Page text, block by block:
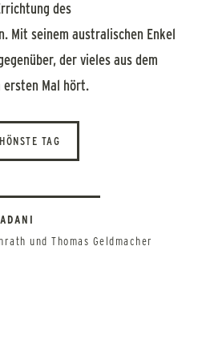
des
Mit seinem australischen Enkel
der vieles aus dem
ersten Mal hört.
TAG
und Thomas Geldmacher